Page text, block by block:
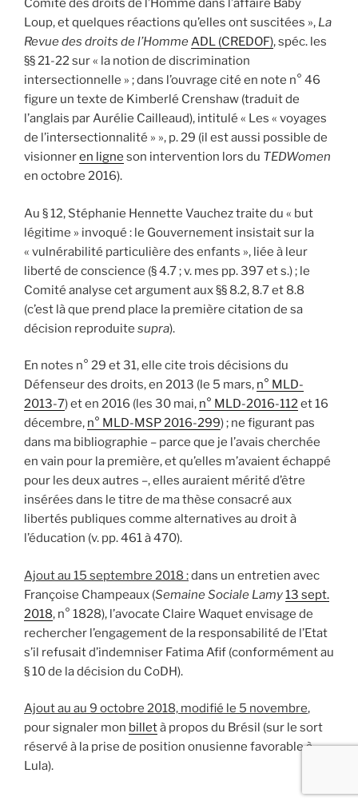
Comité des droits de l’Homme dans l’affaire Baby
Loup, et quelques réactions qu’elles ont suscitées », La
Revue des droits de l’HommeADL (CREDOF), spéc. les
§§ 21-22 sur « la notion de discrimination
intersectionnelle » ; dans l’ouvrage cité en note n° 46
figure un texte de Kimberlé Crenshaw (traduit de
l’anglais par Aurélie Cailleaud), intitulé « Les « voyages
de l’intersectionnalité » », p. 29 (il est aussi possible de
visionneren ligne son intervention lors du TEDWomen
en octobre 2016).
Au § 12, Stéphanie Hennette Vauchez traite du « but
légitime » invoqué : le Gouvernement insistait sur la
« vulnérabilité particulière des enfants », liée à leur
liberté de conscience (§ 4.7 ; v. mes pp. 397 et s.) ; le
Comité analyse cet argument aux §§ 8.2, 8.7 et 8.8
(c’est là que prend place la première citation de sa
décision reproduite supra).
En notes n° 29 et 31, elle cite trois décisions du
Défenseur des droits, en 2013 (le 5 mars, n° MLD-
2013-7) et en 2016 (les 30 mai, n° MLD-2016-112et 16
décembre, n° MLD-MSP 2016-299) ; ne figurant pas
dans ma bibliographie – parce que je l’avais cherchée
en vain pour la première, et qu’elles m’avaient échappé
pour les deux autres –, elles auraient mérité d’être
insérées dans le titre de ma thèse consacré aux
libertés publiques comme alternatives au droit à
l’éducation (v. pp. 461 à 470).
Ajout au 15 septembre 2018 :dans un entretien avec
Françoise Champeaux (Semaine Sociale Lamy13 sept.
2018, n° 1828), l’avocate Claire Waquet envisage de
rechercher l’engagement de la responsabilité de l’Etat
s’il refusait d’indemniser Fatima Afif (conformément au
§ 10 de la décision du CoDH).
Ajout au au 9 octobre 2018, modifié le 5 novembre,
pour signaler mon billetà propos du Brésil (sur le sort
réservé à la prise de position onusienne favorable à
Lula).